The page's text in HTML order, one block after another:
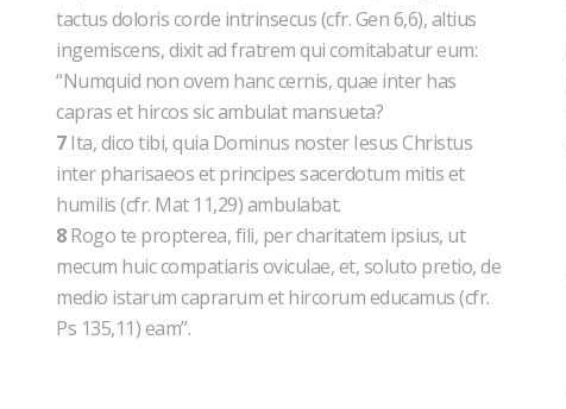
tactus doloris corde intrinsecus (cfr. Gen 6,6), altius
ingemiscens, dixit ad fratrem qui comitabatur eum:
“Numquid non ovem hanc cernis, quae inter has
capras et hircos sic ambulat mansueta?
7Ita, dico tibi, quia Dominus noster Iesus Christus
inter pharisaeos et principes sacerdotum mitis et
humilis (cfr. Mat 11,29) ambulabat.
8Rogo te propterea, fili, per charitatem ipsius, ut
mecum huic compatiaris oviculae, et, soluto pretio, de
medio istarum caprarum et hircorum educamus (cfr.
Ps 135,11) eam”.